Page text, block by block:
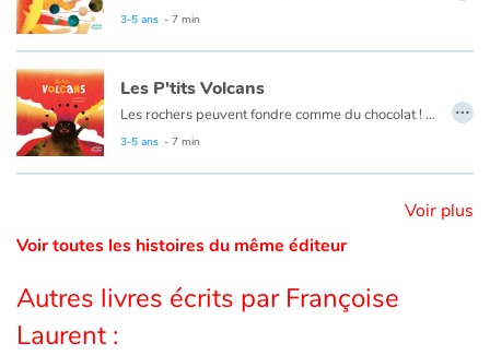
Catalogue anglais
Contraste +
Accueil
Famille
3-5 ans - 7 min
Les P'tits Volcans
Les rochers peuvent fondre comme du chocolat ! Pas dans nos casseroles, mais à des températures extrêmes sous l’écorce terrestre. Sous l’effet de la pression, elles remontent dans une cheminée et c’est l’éruption. Écoulement lent d’une lave épaisse ou explosion de fumées et cailloux, c’est une phénomène destructeur s’il se passe dans une zone habitée. Fort heureusement, certains volcans dorment tranquillement comme ceux de notre bonne vieille Auvergne...
3-5 ans - 7 min
…
Voir plus
Voir toutes les histoires du même éditeur
Autres livres écrits par Françoise
Laurent :